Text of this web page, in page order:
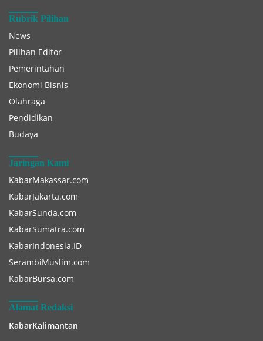
Rubrik Pilihan
News
Pilihan Editor
Pemerintahan
Ekonomi Bisnis
Olahraga
Pendidikan
Budaya
Jaringan Kami
KabarMakassar.com
KabarJakarta.com
KabarSunda.com
KabarSumatra.com
KabarIndonesia.ID
SerambiMuslim.com
KabarBursa.com
Alamat Redaksi
KabarKalimantan